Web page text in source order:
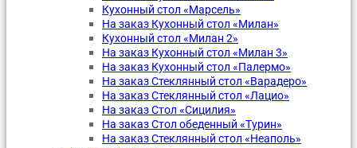
Кухонный стол «Марсель»
На заказ Кухонный стол «Милан»
Кухонный стол «Милан 2»
На заказ Кухонный стол «Милан 3»
На заказ Кухонный стол «Палермо»
На заказ Стеклянный стол «Варадеро»
На заказ Стеклянный стол «Лацио»
На заказ Стол «Сицилия»
На заказ Стол обеденный «Турин»
На заказ Стеклянный стол «Неаполь»